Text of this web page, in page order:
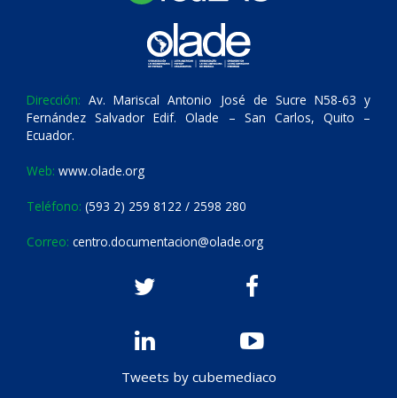
Dirección: Av. Mariscal Antonio José de Sucre N58-63 y
Fernández Salvador Edif. Olade – San Carlos, Quito –
Ecuador.
Web: www.olade.org
Teléfono: (593 2) 259 8122 / 2598 280
Correo: centro.documentacion@olade.org
Tweets by cubemediaco